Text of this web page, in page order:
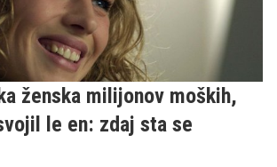
ženska milijonov moških,
le en: zdaj sta se